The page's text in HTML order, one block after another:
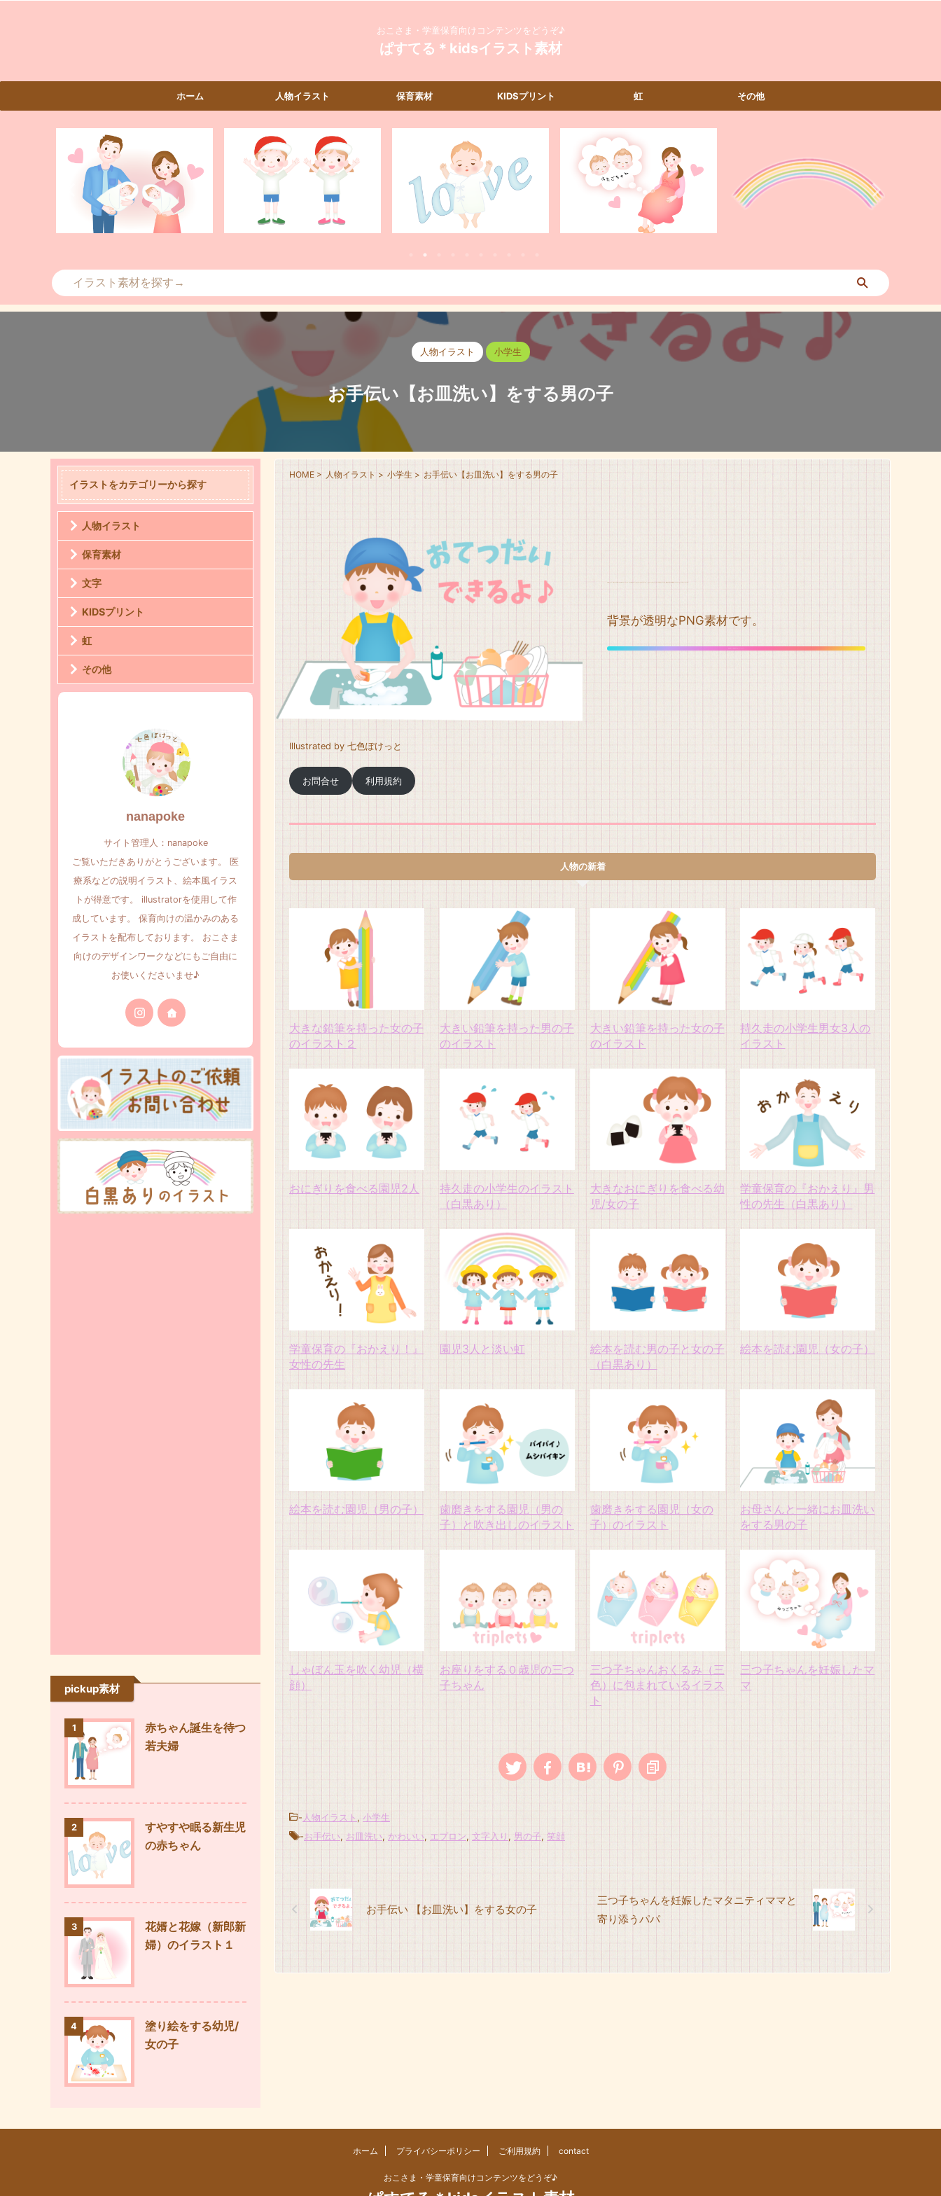
おこさま・学童保育向けコンテンツをどうぞ♪
ぱすてる＊kidsイラスト素材
ホーム 人物イラスト 保育素材 KIDSプリント 虹 その他
人物イラスト 小学生
お手伝い【お皿洗い】をする男の子
HOME > 人物イラスト > 小学生 > お手伝い【お皿洗い】をする男の子
背景が透明なPNG素材です。
Illustrated by 七色ぽけっと
お問合せ 利用規約
人物の新着
大きな鉛筆を持った女の子
のイラスト２
大きい鉛筆を持った男の子
のイラスト
大きい鉛筆を持った女の子
のイラスト
持久走の小学生男女3人の
イラスト
おにぎりを食べる園児2人
持久走の小学生のイラスト
（白黒あり）
大きなおにぎりを食べる幼
児/女の子
学童保育の『おかえり』男
性の先生（白黒あり）
学童保育の『おかえり！』
女性の先生
園児3人と淡い虹
絵本を読む男の子と女の子
（白黒あり）
絵本を読む園児（女の子）
絵本を読む園児（男の子）
歯磨きをする園児（男の
子）と吹き出しのイラスト
歯磨きをする園児（女の
子）のイラスト
お母さんと一緒にお皿洗い
をする男の子
しゃぼん玉を吹く幼児（横
顔）
お座りをする０歳児の三つ
子ちゃん
三つ子ちゃんおくるみ（三
色）に包まれているイラス
ト
三つ子ちゃんを妊娠したマ
マ
- 人物イラスト , 小学生
-お手伝い, お皿洗い, かわいい, エプロン, 文字入り , 男の子, 笑顔
お手伝い 【お皿洗い】をする女の子
三つ子ちゃんを妊娠したマタニティママと
寄り添うパパ
イラストをカテゴリーから探す
人物イラスト
保育素材
文字
KIDSプリント
虹
その他
nanapoke
サイト管理人：nanapoke
ご覧いただきありがとうございます。 医
療系などの説明イラスト、絵本風イラス
トが得意です。 illustratorを使用して作
成しています。 保育向けの温かみのある
イラストを配布しております。 おこさま
向けのデザインワークなどにもご自由に
お使いくださいませ♪
pickup素材
1
赤ちゃん誕生を待つ
若夫婦
2
すやすや眠る新生児
の赤ちゃん
3
花婿と花嫁（新郎新
婦）のイラスト１
4
塗り絵をする幼児/
女の子
ホーム プライバシーポリシー ご利用規約 contact
おこさま・学童保育向けコンテンツをどうぞ♪